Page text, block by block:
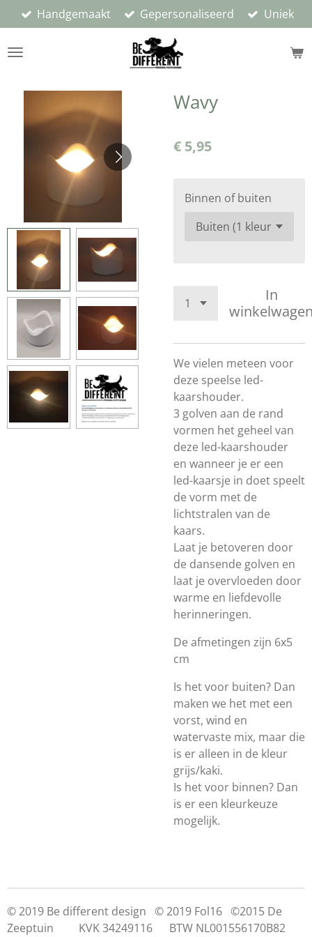
direct
naar
Handgemaakt Gepersonaliseerd Uniek
Wavy
€ 5,95
Binnen of buiten
In
We vielen meteen voor
deze speelse led-
kaarshouder.
3 golven aan de rand
vormen het geheel van
deze led-kaarshouder
en wanneer je er een
led-kaarsje in doet speelt
de vorm met de
lichtstralen van de
kaars.
Laat je betoveren door
de dansende golven en
laat je overvloeden door
warme en liefdevolle
herinneringen.
De afmetingen zijn 6x5
cm
Is het voor buiten? Dan
maken we het met een
vorst, wind en
watervaste mix, maar die
is er alleen in de kleur
grijs/kaki.
Is het voor binnen? Dan
is er een kleurkeuze
mogelijk.
© 2019 Be different design © 2019 Fol16 ©2015 De
Zeeptuin KVK 34249116 BTW NL001556170B82